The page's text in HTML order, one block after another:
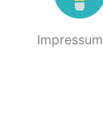
Impressum